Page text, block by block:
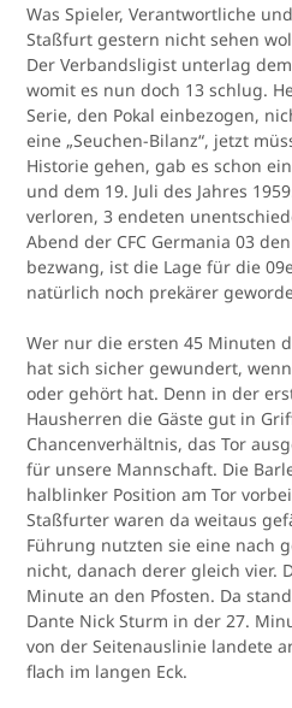
Was Spieler, Verantwortliche
Staßfurt gestern nicht sehen
Der Verbandsligist unterlag
womit es nun doch 13 schlug.
Serie, den Pokal einbezogen,
eine „Seuchen-Bilanz“, jetzt
Historie gehen, gab es schon
und dem 19. Juli des Jahres
verloren, 3 endeten
Abend der CFC Germania 03
bezwang, ist die Lage für die
natürlich noch prekärer
Wer nur die ersten 45 Minuten
hat sich sicher gewundert,
oder gehört hat. Denn in der
Hausherren die Gäste gut in
Chancenverhältnis, das Tor
für unsere Mannschaft. Die
halblinker Position am Tor
Staßfurter waren da weitaus
Führung nutzten sie eine nach
nicht, danach derer gleich vier.
Minute an den Pfosten. Da
Dante Nick Sturm in der 27.
von der Seitenauslinie landete
flach im langen Eck.